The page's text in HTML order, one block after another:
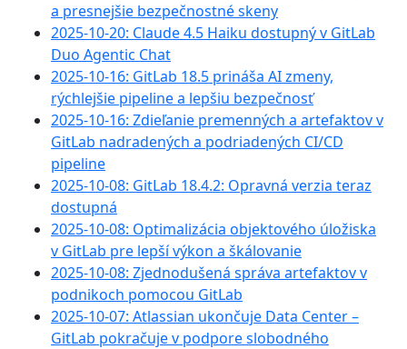
a presnejšie bezpečnostné skeny
2025-10-20: Claude 4.5 Haiku dostupný v GitLab
Duo Agentic Chat
2025-10-16: GitLab 18.5 prináša AI zmeny,
rýchlejšie pipeline a lepšiu bezpečnosť
2025-10-16: Zdieľanie premenných a artefaktov v
GitLab nadradených a podriadených CI/CD
pipeline
2025-10-08: GitLab 18.4.2: Opravná verzia teraz
dostupná
2025-10-08: Optimalizácia objektového úložiska
v GitLab pre lepší výkon a škálovanie
2025-10-08: Zjednodušená správa artefaktov v
podnikoch pomocou GitLab
2025-10-07: Atlassian ukončuje Data Center –
GitLab pokračuje v podpore slobodného